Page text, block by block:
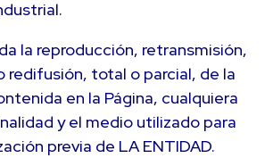
la reproducción, retransmisión,
redifusión, total o parcial, de la
en la Página, cualquiera
y el medio utilizado para
previa de LA ENTIDAD.